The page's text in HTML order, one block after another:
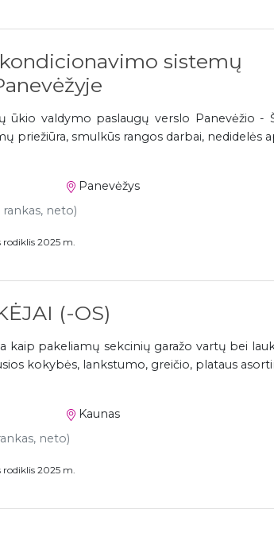
sistemų
ūkio valdymo paslaugų verslo Panevėžio -
priežiūra, smulkūs rangos darbai, nedidelės
Panevėžys
rankas, neto)
2025 m.
(-OS)
kaip pakeliamų sekcinių garažo vartų bei
kokybės, lankstumo, greičio, plataus
Kaunas
neto)
2025 m.